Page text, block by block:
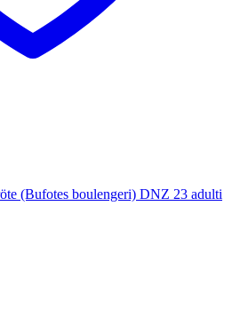
(Bufotes boulengeri) DNZ 23 adulti